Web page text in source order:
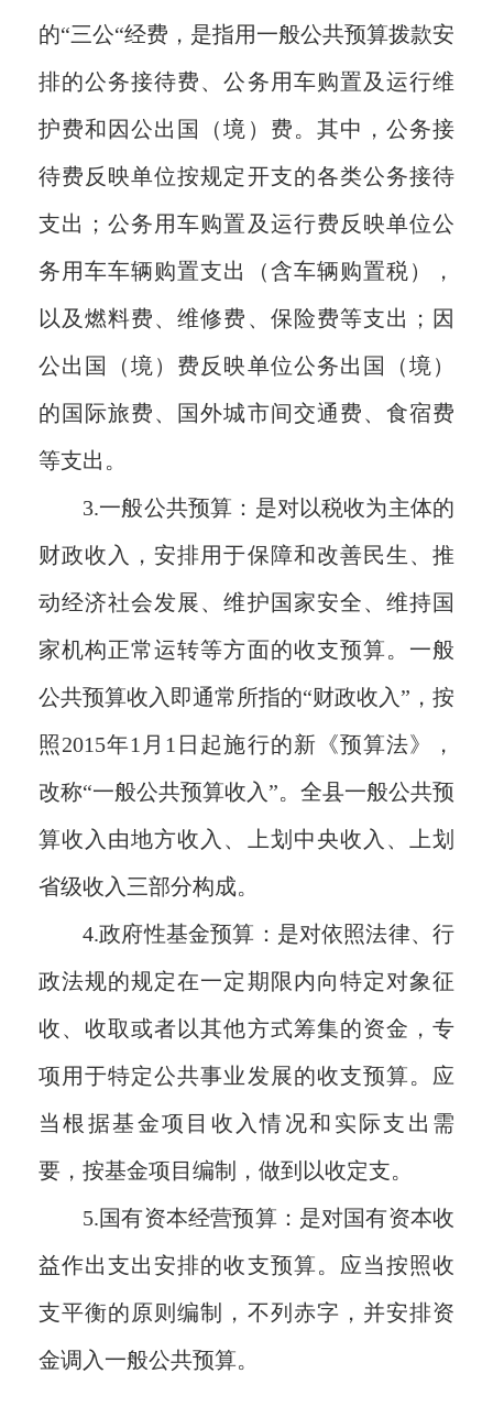
的“三公“经费，是指用一般公共预算拨款安
排的公务接待费、公务用车购置及运行维
护费和因公出国（境）费。其中，公务接
待费反映单位按规定开支的各类公务接待
支出；公务用车购置及运行费反映单位公
务用车车辆购置支出（含车辆购置税），
以及燃料费、维修费、保险费等支出；因
公出国（境）费反映单位公务出国（境）
的国际旅费、国外城市间交通费、食宿费
等支出。
3.一般公共预算：是对以税收为主体的
财政收入，安排用于保障和改善民生、推
动经济社会发展、维护国家安全、维持国
家机构正常运转等方面的收支预算。一般
公共预算收入即通常所指的“财政收入”，按
照2015年1月1日起施行的新《预算法》，
改称“一般公共预算收入”。全县一般公共预
算收入由地方收入、上划中央收入、上划
省级收入三部分构成。
4.政府性基金预算：是对依照法律、行
政法规的规定在一定期限内向特定对象征
收、收取或者以其他方式筹集的资金，专
项用于特定公共事业发展的收支预算。应
当根据基金项目收入情况和实际支出需
要，按基金项目编制，做到以收定支。
5.国有资本经营预算：是对国有资本收
益作出支出安排的收支预算。应当按照收
支平衡的原则编制，不列赤字，并安排资
金调入一般公共预算。